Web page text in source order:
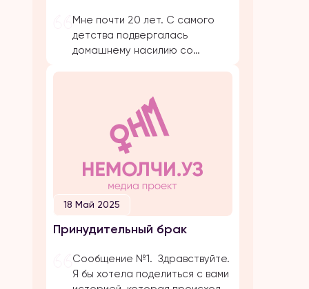
Мне почти 20 лет. С самого
детства подвергалась
домашнему насилию со
Было очень много плохих
событий, когда меня сильно
избивал папа. Даже не знаю с
чего начать. Самое страшное
и обидное, они абсолютно все
свои действия прикрывают
религией. Мол, это для нашего
блага. Однако, этого блага
совершенно нет […]
18 Май 2025
Принудительный брак
Сообщение №1. Здравствуйте.
Я бы хотела поделиться с вами